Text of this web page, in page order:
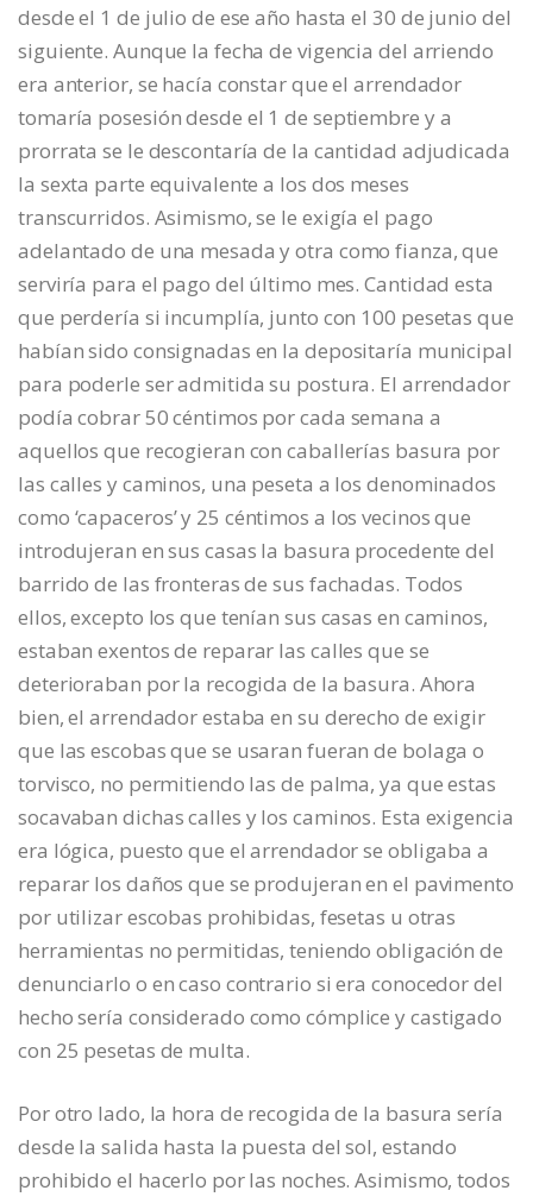
desde el 1 de julio de ese año hasta el 30 de junio del
siguiente. Aunque la fecha de vigencia del arriendo
era anterior, se hacía constar que el arrendador
tomaría posesión desde el 1 de septiembre y a
prorrata se le descontaría de la cantidad adjudicada
la sexta parte equivalente a los dos meses
transcurridos. Asimismo, se le exigía el pago
adelantado de una mesada y otra como fianza, que
serviría para el pago del último mes. Cantidad esta
que perdería si incumplía, junto con 100 pesetas que
habían sido consignadas en la depositaría municipal
para poderle ser admitida su postura. El arrendador
podía cobrar 50 céntimos por cada semana a
aquellos que recogieran con caballerías basura por
las calles y caminos, una peseta a los denominados
como ‘capaceros’ y 25 céntimos a los vecinos que
introdujeran en sus casas la basura procedente del
barrido de las fronteras de sus fachadas. Todos
ellos, excepto los que tenían sus casas en caminos,
estaban exentos de reparar las calles que se
deterioraban por la recogida de la basura. Ahora
bien, el arrendador estaba en su derecho de exigir
que las escobas que se usaran fueran de bolaga o
torvisco, no permitiendo las de palma, ya que estas
socavaban dichas calles y los caminos. Esta exigencia
era lógica, puesto que el arrendador se obligaba a
reparar los daños que se produjeran en el pavimento
por utilizar escobas prohibidas, fesetas u otras
herramientas no permitidas, teniendo obligación de
denunciarlo o en caso contrario si era conocedor del
hecho sería considerado como cómplice y castigado
con 25 pesetas de multa.
Por otro lado, la hora de recogida de la basura sería
desde la salida hasta la puesta del sol, estando
prohibido el hacerlo por las noches. Asimismo, todos